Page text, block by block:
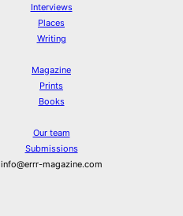
Interviews
Places
Writing
Magazine
Prints
Books
Our team
Submissions
info@errr-magazine.com